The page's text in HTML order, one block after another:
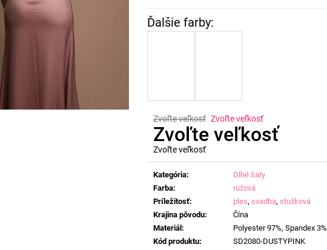
Zvoľte veľkosť Zvoľte veľkosť
Zvoľte veľkosť
Zvoľte veľkosť
Jednotková
cena:
Kategória:
Dlhé šaty
Farba:
ružová
Príležitosť: ples, svadba, stužková
Krajina pôvodu:
Čína
Materiál:
Polyester 97%, Spandex 3%
Kód produktu: SD2080-DUSTYPINK